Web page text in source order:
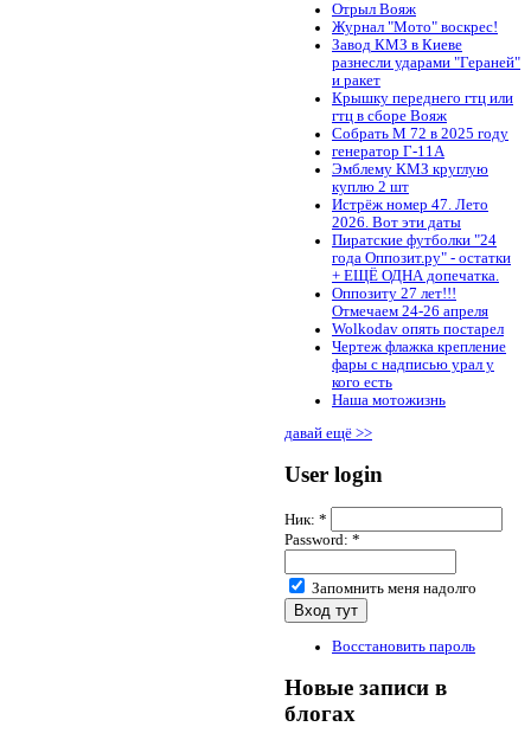
Отрыл Вояж
Журнал "Мото" воскрес!
Завод КМЗ в Киеве
разнесли ударами "Гераней"
и ракет
Крышку переднего гтц или
гтц в сборе Вояж
Собрать М 72 в 2025 году
генератор Г-11А
Эмблему КМЗ круглую
куплю 2 шт
Истрёж номер 47. Лето
2026. Вот эти даты
Пиратские футболки "24
года Оппозит.ру" - остатки
+ ЕЩЁ ОДНА допечатка.
Оппозиту 27 лет!!!
Отмечаем 24-26 апреля
Wolkodav опять постарел
Чертеж флажка крепление
фары с надписью урал у
кого есть
Наша мотожизнь
давай ещё >>
User login
Ник: *
Password: *
Запомнить меня надолго
Восстановить пароль
Новые записи в
блогах